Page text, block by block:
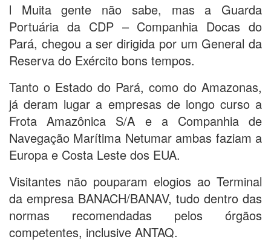
l Muita gente não sabe, mas a Guarda
Portuária da CDP – Companhia Docas do
Pará, chegou a ser dirigida por um General da
Reserva do Exército bons tempos.
Tanto o Estado do Pará, como do Amazonas,
já deram lugar a empresas de longo curso a
Frota Amazônica S/A e a Companhia de
Navegação Marítima Netumar ambas faziam a
Europa e Costa Leste dos EUA.
Visitantes não pouparam elogios ao Terminal
da empresa BANACH/BANAV, tudo dentro das
normas recomendadas pelos órgãos
competentes, inclusive ANTAQ.